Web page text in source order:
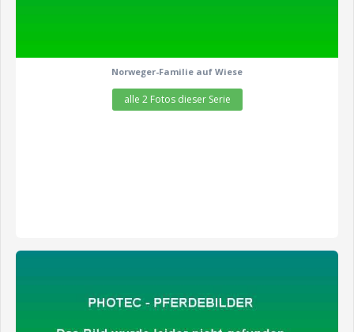
Norweger-Familie auf Wiese
alle 2 Fotos dieser Serie